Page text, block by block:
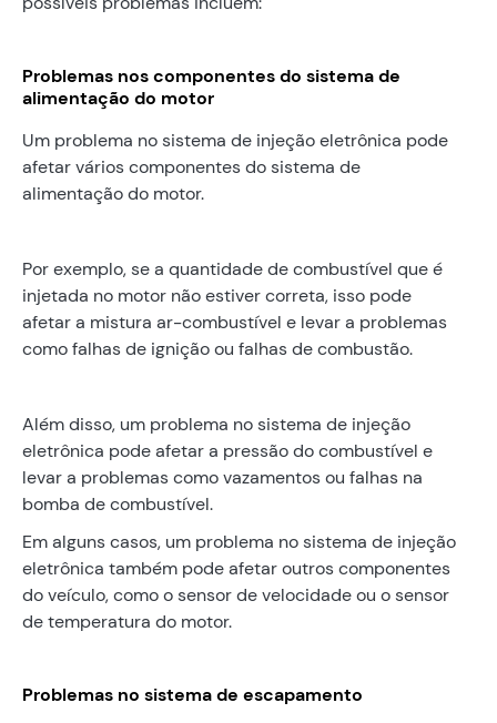
Problemas nos componentes do sistema de
alimentação do motor
Um problema no sistema de injeção eletrônica pode
afetar vários componentes do sistema de
alimentação do motor.
Por exemplo, se a quantidade de combustível que é
injetada no motor não estiver correta, isso pode
afetar a mistura ar-combustível e levar a problemas
como falhas de ignição ou falhas de combustão.
Além disso, um problema no sistema de injeção
eletrônica pode afetar a pressão do combustível e
levar a problemas como vazamentos ou falhas na
bomba de combustível.
Em alguns casos, um problema no sistema de injeção
eletrônica também pode afetar outros componentes
do veículo, como o sensor de velocidade ou o sensor
de temperatura do motor.
Problemas no sistema de escapamento